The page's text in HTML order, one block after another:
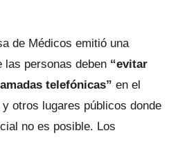
de Médicos emitió una
las personas deben “evitar
telefónicas” en el
otros lugares públicos donde
no es posible. Los